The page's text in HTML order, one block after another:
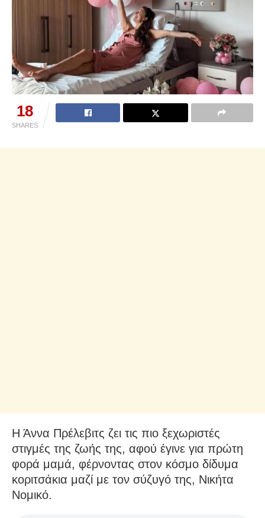
18
SHARES
Η Άννα Πρέλεβιτς ζει τις πιο ξεχωριστές
στιγμές της ζωής της, αφού έγινε για πρώτη
φορά μαμά, φέρνοντας στον κόσμο δίδυμα
κοριτσάκια μαζί με τον σύζυγό της, Νικήτα
Νομικό.